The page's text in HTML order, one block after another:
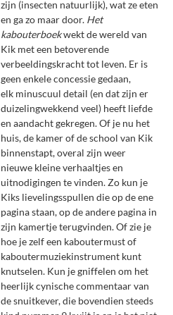
zijn (insecten natuurlijk), wat ze eten
en ga zo maar door. Het
kabouterboekwekt de wereld van
Kik met een betoverende
verbeeldingskracht tot leven. Er is
geen enkele concessie gedaan,
elk minuscuul detail (en dat zijn er
duizelingwekkend veel) heeft liefde
en aandacht gekregen. Of je nu het
huis, de kamer of de school van Kik
binnenstapt, overal zijn weer
nieuwe kleine verhaaltjes en
uitnodigingen te vinden. Zo kun je
Kiks lievelingsspullen die op de ene
pagina staan, op de andere pagina in
zijn kamertje terugvinden. Of zie je
hoe je zelf een kaboutermust of
kaboutermuziekinstrument kunt
knutselen. Kun je gniffelen om het
heerlijk cynische commentaar van
de snuitkever, die bovendien steeds